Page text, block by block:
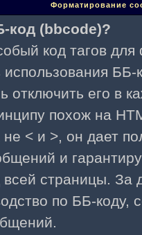
Форматирование
код (bbcode)?
код тагов
отключить его в
похож на
не < и >, он дает
и
всей страницы.
по ББ-коду,